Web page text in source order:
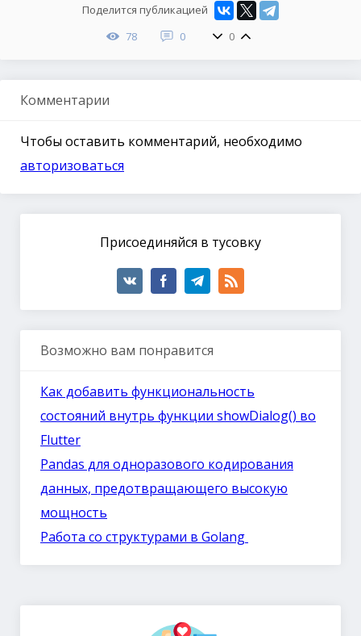
Поделится публикацией
78
0 0
Комментарии
Чтобы оставить комментарий, необходимо
авторизоваться
Присоединяйся в тусовку
Возможно вам понравится
Как добавить функциональность
состояний внутрь функции showDialog() во
Flutter
Pandas для одноразового кодирования
данных, предотвращающего высокую
мощность
Работа со структурами в Golang